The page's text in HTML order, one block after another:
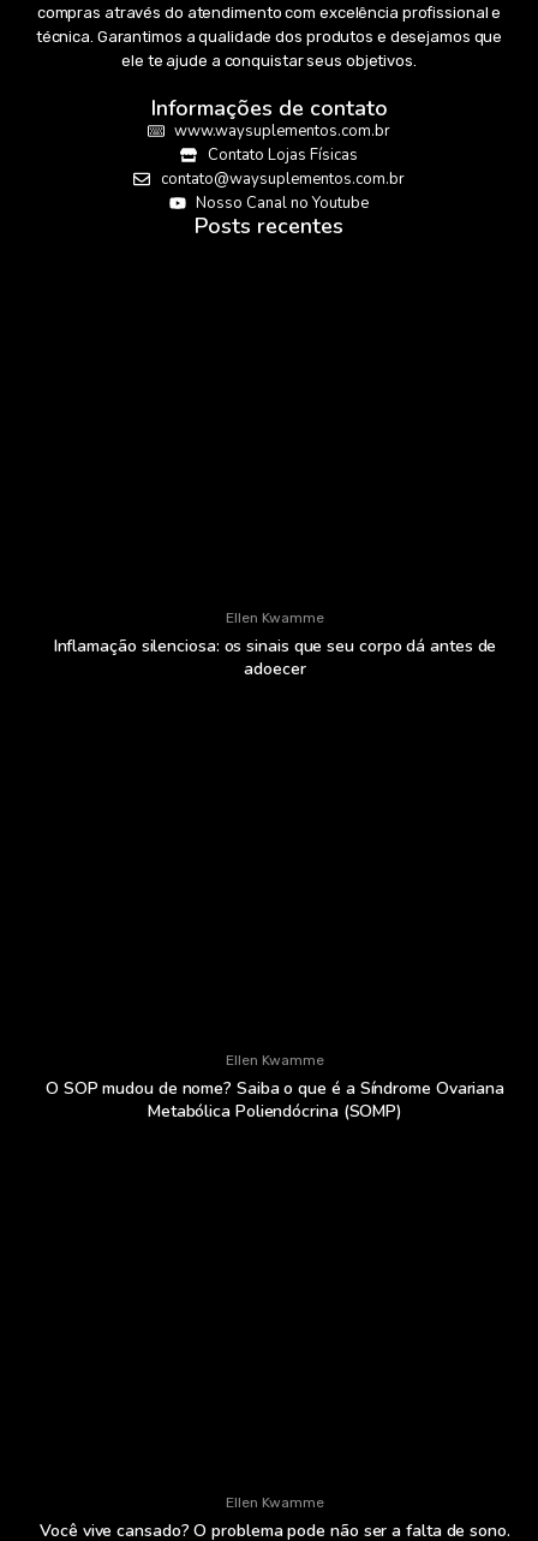
compras através do atendimento com excelência profissional e
técnica. Garantimos a qualidade dos produtos e desejamos que
ele te ajude a conquistar seus objetivos.
Informações de contato
www.waysuplementos.com.br
Contato Lojas Físicas
contato@waysuplementos.com.br
Nosso Canal no Youtube
Posts recentes
Ellen Kwamme
Inflamação silenciosa: os sinais que seu corpo dá antes de
adoecer
Ellen Kwamme
O SOP mudou de nome? Saiba o que é a Síndrome Ovariana
Metabólica Poliendócrina (SOMP)
Ellen Kwamme
Você vive cansado? O problema pode não ser a falta de sono.